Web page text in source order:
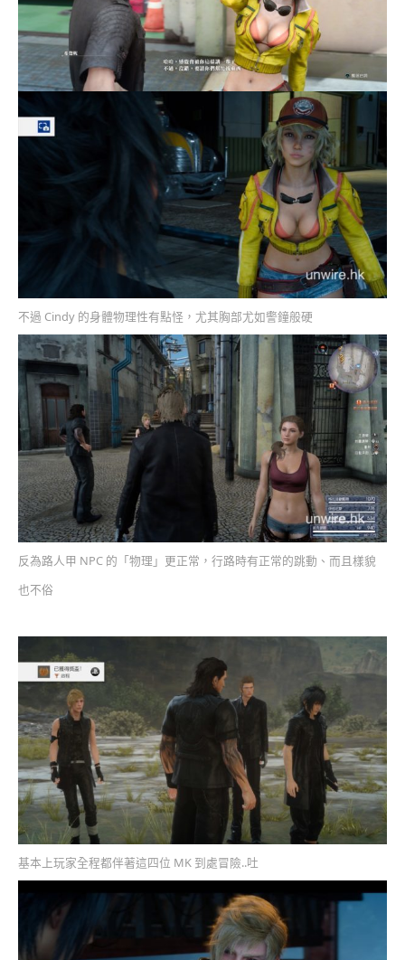
不過 Cindy 的身體物理性有點怪，尤其胸部尤如警鐘般硬
反為路人甲 NPC 的「物理」更正常，行路時有正常的跳動、而且樣貌
也不俗
基本上玩家全程都伴著這四位 MK 到處冒險..吐